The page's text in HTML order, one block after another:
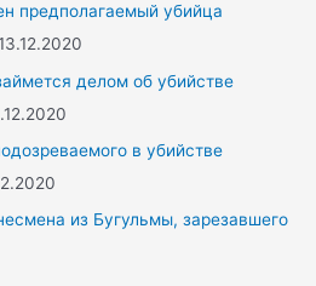
предполагаемый убийца
делом об убийстве
в убийстве
из Бугульмы, зарезавшего